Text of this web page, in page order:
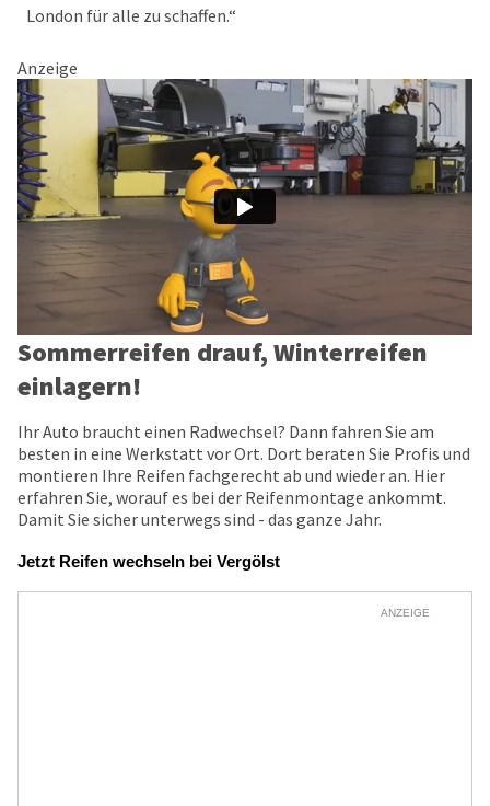
London für alle zu schaffen.“
Anzeige
Sommerreifen drauf, Winterreifen
einlagern!
Ihr Auto braucht einen Radwechsel? Dann fahren Sie am
besten in eine Werkstatt vor Ort. Dort beraten Sie Profis und
montieren Ihre Reifen fachgerecht ab und wieder an. Hier
erfahren Sie, worauf es bei der Reifenmontage ankommt.
Damit Sie sicher unterwegs sind - das ganze Jahr.
Jetzt Reifen wechseln bei Vergölst
ANZEIGE